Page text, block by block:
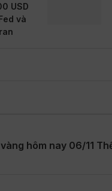
USD
và
hôm nay 06/11